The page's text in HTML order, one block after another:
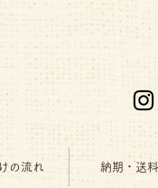
の流れ 納期・送料